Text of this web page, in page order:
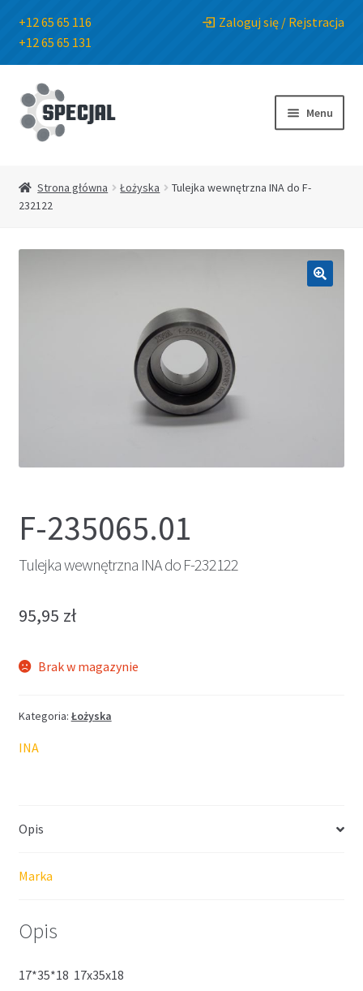
+12 65 65 116
+12 65 65 131
Zaloguj się / Rejstracja
Przejdź
do
nawigacji
Przejdź
do
treści
Menu
Sklep
O Firmie
Strona główna Łożyska
Tulejka wewnętrzna INA do F-
232122
F-235065.01
Tulejka wewnętrzna INA do F-232122
95,95 zł
Brak w magazynie
Kategoria: Łożyska
INA
Opis
Marka
Opis
17*35*18 17x35x18